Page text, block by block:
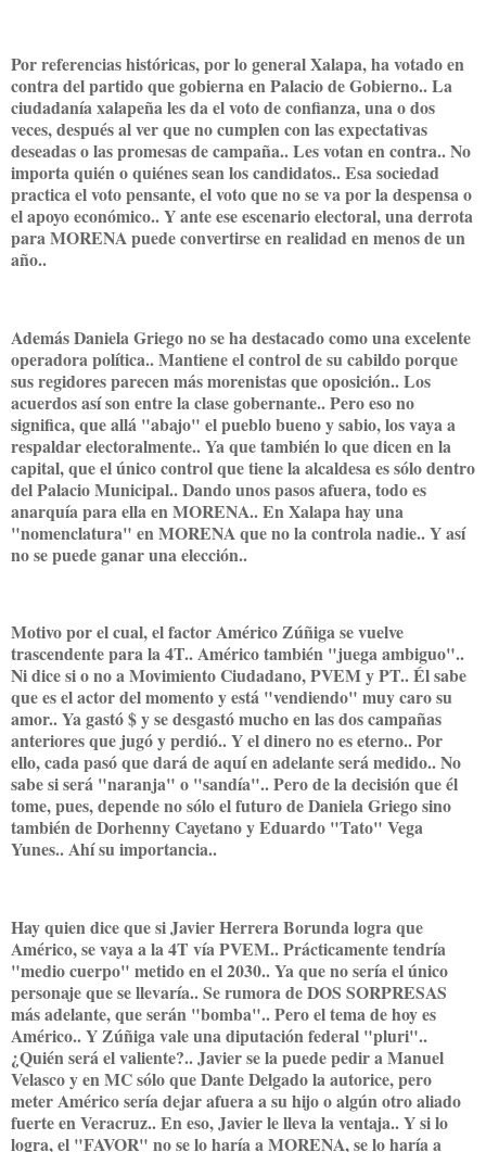
Por referencias históricas, por lo general Xalapa, ha votado en
contra del partido que gobierna en Palacio de Gobierno.. La
ciudadanía xalapeña les da el voto de confianza, una o dos
veces, después al ver que no cumplen con las expectativas
deseadas o las promesas de campaña.. Les votan en contra.. No
importa quién o quiénes sean los candidatos.. Esa sociedad
practica el voto pensante, el voto que no se va por la despensa o
el apoyo económico.. Y ante ese escenario electoral, una derrota
para MORENA puede convertirse en realidad en menos de un
año..
Además Daniela Griego no se ha destacado como una excelente
operadora política.. Mantiene el control de su cabildo porque
sus regidores parecen más morenistas que oposición.. Los
acuerdos así son entre la clase gobernante.. Pero eso no
significa, que allá "abajo" el pueblo bueno y sabio, los vaya a
respaldar electoralmente.. Ya que también lo que dicen en la
capital, que el único control que tiene la alcaldesa es sólo dentro
del Palacio Municipal.. Dando unos pasos afuera, todo es
anarquía para ella en MORENA.. En Xalapa hay una
"nomenclatura" en MORENA que no la controla nadie.. Y así
no se puede ganar una elección..
Motivo por el cual, el factor Américo Zúñiga se vuelve
trascendente para la 4T.. Américo también "juega ambiguo"..
Ni dice si o no a Movimiento Ciudadano, PVEM y PT.. Él sabe
que es el actor del momento y está "vendiendo" muy caro su
amor.. Ya gastó $ y se desgastó mucho en las dos campañas
anteriores que jugó y perdió.. Y el dinero no es eterno.. Por
ello, cada pasó que dará de aquí en adelante será medido.. No
sabe si será "naranja" o "sandía".. Pero de la decisión que él
tome, pues, depende no sólo el futuro de Daniela Griego sino
también de Dorhenny Cayetano y Eduardo "Tato" Vega
Yunes.. Ahí su importancia..
Hay quien dice que si Javier Herrera Borunda logra que
Américo, se vaya a la 4T vía PVEM.. Prácticamente tendría
"medio cuerpo" metido en el 2030.. Ya que no sería el único
personaje que se llevaría.. Se rumora de DOS SORPRESAS
más adelante, que serán "bomba".. Pero el tema de hoy es
Américo.. Y Zúñiga vale una diputación federal "pluri"..
¿Quién será el valiente?.. Javier se la puede pedir a Manuel
Velasco y en MC sólo que Dante Delgado la autorice, pero
meter Américo sería dejar afuera a su hijo o algún otro aliado
fuerte en Veracruz.. En eso, Javier le lleva la ventaja.. Y si lo
logra, el "FAVOR" no se lo haría a MORENA, se lo haría a